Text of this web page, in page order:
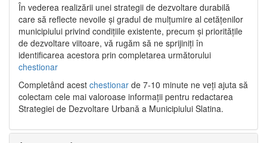
În vederea realizării unei strategii de dezvoltare durabilă
care să reflecte nevoile și gradul de mulțumire al cetățenilor
municipiului privind condițiile existente, precum și prioritățile
de dezvoltare viitoare, vă rugăm să ne sprijiniți în
identificarea acestora prin completarea următorului
chestionar
Completând acest chestionar de 7-10 minute ne veți ajuta să
colectam cele mai valoroase informații pentru redactarea
Strategiei de Dezvoltare Urbană a Municipiului Slatina.